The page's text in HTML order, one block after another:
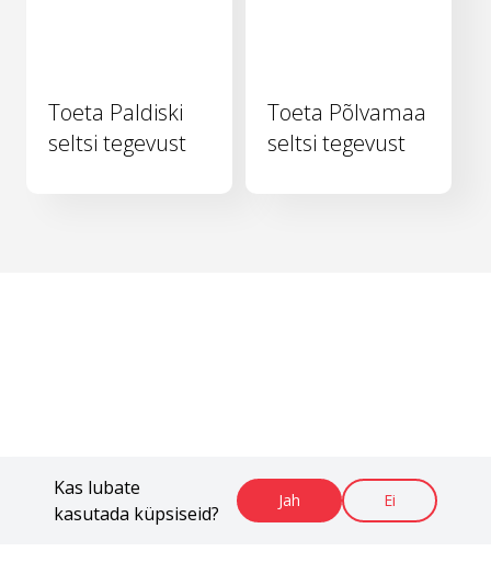
Kas lubate
kasutada küpsiseid?
Jah Ei
Toeta Paldiski
seltsi tegevust
Toeta Põlvamaa
seltsi tegevust